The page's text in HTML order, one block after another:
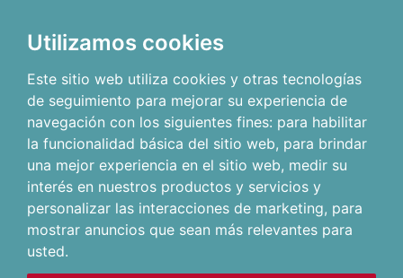
Utilizamos cookies
Este sitio web utiliza cookies y otras tecnologías
de seguimiento para mejorar su experiencia de
navegación con los siguientes fines: para habilitar
la funcionalidad básica del sitio web, para brindar
una mejor experiencia en el sitio web, medir su
interés en nuestros productos y servicios y
personalizar las interacciones de marketing, para
mostrar anuncios que sean más relevantes para
usted.